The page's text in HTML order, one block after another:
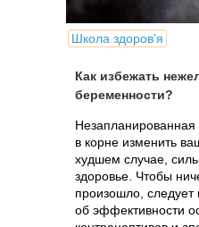
Школа здоров'я
Как избежать
беременности?
в корне изменить
худшем случае,
здоровье. Чтобы
произошло, следует
об эффективности